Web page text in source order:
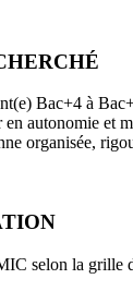
Bac+4 à
en autonomie et
organisée,
selon la grille